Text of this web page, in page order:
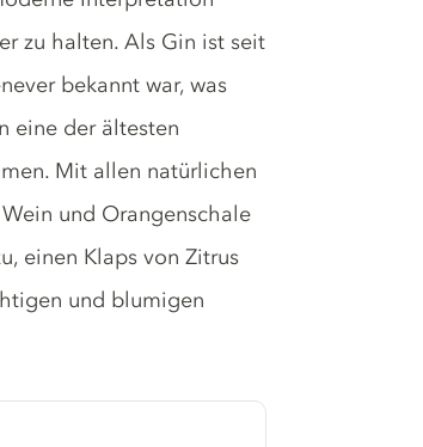
zu halten. Als Gin ist seit
bekannt war, was
eine der ältesten
Mit allen natürlichen
und Orangenschale
einen Klaps von Zitrus
und blumigen